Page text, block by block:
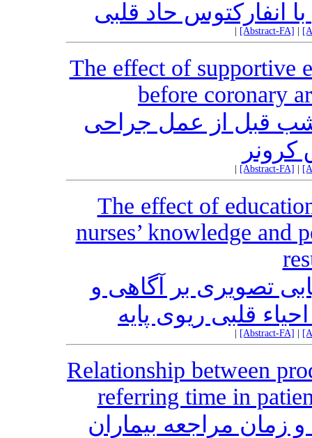
با انفارکتوس حاد قلبی
[Abstract-FA]
The effect of supportive
before coronary
شب قبل از عمل جراحی
[Abstract-FA]
The effect of
nurses’ knowledge and
تصویری بر آگاهی و
قلبی ریوی پایه
[Abstract-FA]
Relationship between
referring time in
زمان مراجعه بیماران